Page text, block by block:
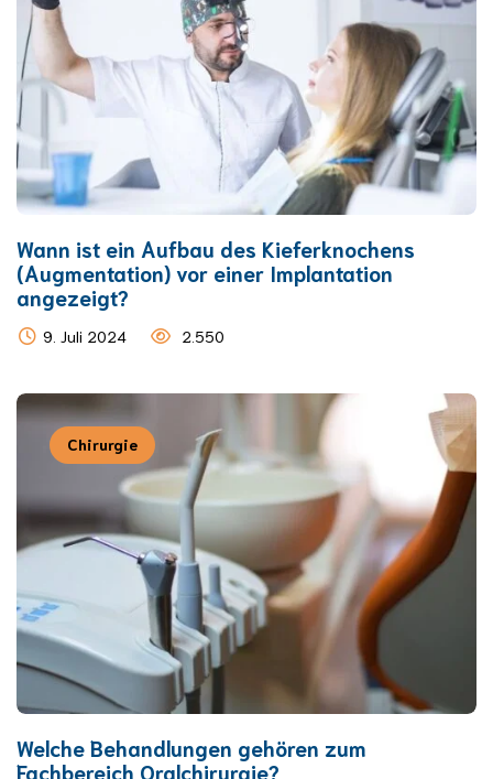
Wann ist ein Aufbau des Kieferknochens
(Augmentation) vor einer Implantation
angezeigt?
9. Juli 2024 2.550
Chirurgie
Welche Behandlungen gehören zum
Fachbereich Oralchirurgie?